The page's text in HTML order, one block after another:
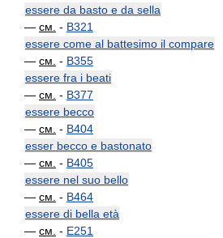
essere da basto e da sella
— см. - B321
essere come al battesimo il compare
— см. - B355
essere fra i beati
— см. - B377
essere becco
— см. - B404
esser becco e bastonato
— см. - B405
essere nel suo bello
— см. - B464
essere di bella età
— см. - E251